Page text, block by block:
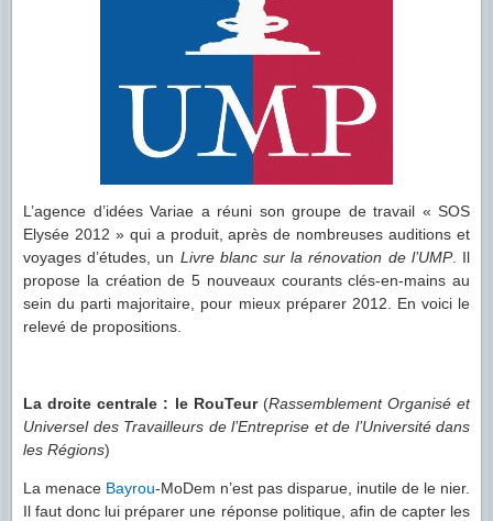
L’agence d’idées Variae a réuni son groupe de travail « SOS
Elysée 2012 » qui a produit, après de nombreuses auditions et
voyages d’études, un Livre blanc sur la rénovation de l’UMP. Il
propose la création de 5 nouveaux courants clés-en-mains au
sein du parti majoritaire, pour mieux préparer 2012. En voici le
relevé de propositions.
La droite centrale : le RouTeur(Rassemblement Organisé et
Universel des Travailleurs de l’Entreprise et de l’Université dans
les Régions)
La menace Bayrou-MoDem n’est pas disparue, inutile de le nier.
Il faut donc lui préparer une réponse politique, afin de capter les